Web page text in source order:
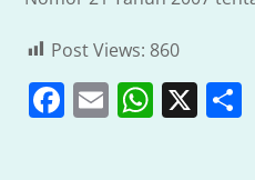
Post Views: 860
F E W X